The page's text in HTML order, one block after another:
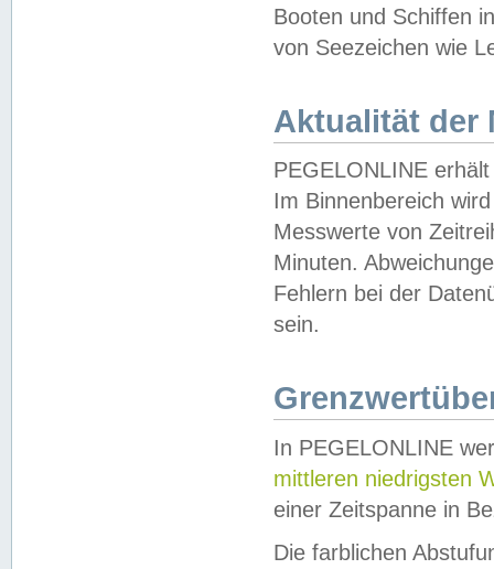
Booten und Schiffen
von Seezeichen wie
Aktualität der
PEGELONLINE
Im Binnenbereich
Messwerte von
Minuten.
Fehlern bei der
sein.
In PEGELONLINE
mittleren niedrigsten
einer Zeitspanne in
Die farblichen